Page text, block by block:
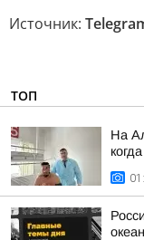
Источник:
ТОП
На